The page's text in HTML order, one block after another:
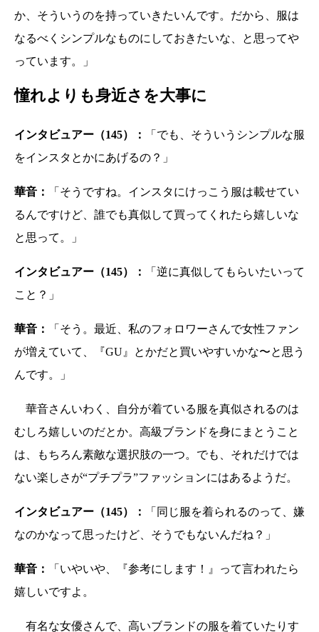
か、そういうのを持っていきたいんです。だから、服は
なるべくシンプルなものにしておきたいな、と思ってや
っています。」
憧れよりも身近さを大事に
インタビュアー（145）：
「でも、そういうシンプルな服
をインスタとかにあげるの？」
華音：
「そうですね。インスタにけっこう服は載せてい
るんですけど、誰でも真似して買ってくれたら嬉しいな
と思って。」
インタビュアー（145）：
「逆に真似してもらいたいって
こと？」
華音：
「そう。最近、私のフォロワーさんで女性ファン
が増えていて、『GU』とかだと買いやすいかな〜と思う
んです。」
華音さんいわく、自分が着ている服を真似されるのは
むしろ嬉しいのだとか。高級ブランドを身にまとうこと
は、もちろん素敵な選択肢の一つ。でも、それだけでは
ない楽しさが“プチプラ”ファッションにはあるようだ。
インタビュアー（145）：
「同じ服を着られるのって、嫌
なのかなって思ったけど、そうでもないんだね？」
華音：
「いやいや、『参考にします！』って言われたら
嬉しいですよ。
有名な女優さんで、高いブランドの服を着ていたりす